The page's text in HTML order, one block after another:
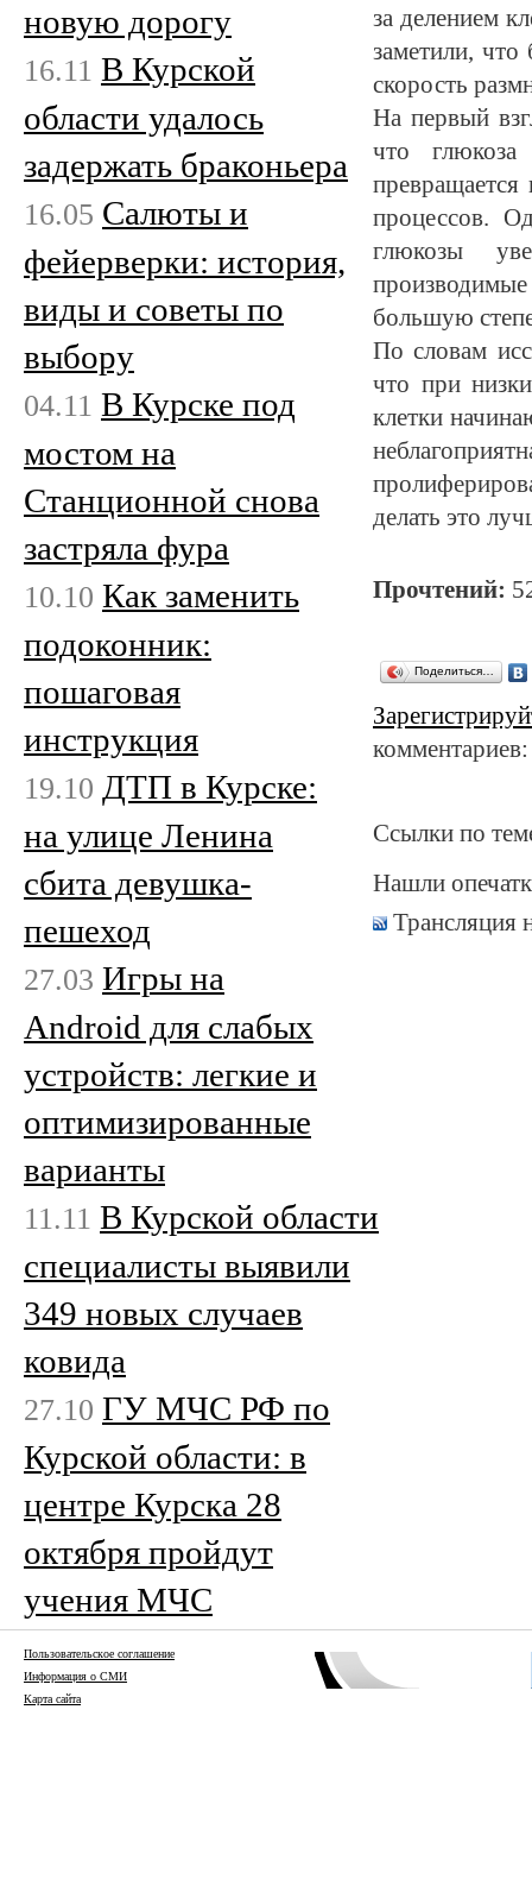
за делением
заметили, что
скорость
На первый
что
процессов.
глюкозы
большую
По словам
что при
клетки
делать это
Прочтений:
Поделиться…
Ссылки по
Нашли
Трансляция
новую дорогу
16.11 В Курской
области удалось
задержать браконьера
16.05 Салюты и
фейерверки: история,
виды и советы по
выбору
04.11 В Курске под
мостом на
Станционной снова
застряла фура
10.10 Как заменить
подоконник:
пошаговая
инструкция
19.10 ДТП в Курске:
на улице Ленина
сбита девушка-
пешеход
27.03 Игры на
Android для слабых
устройств: легкие и
оптимизированные
варианты
11.11 В Курской области
специалисты выявили
349 новых случаев
ковида
27.10 ГУ МЧС РФ по
Курской области: в
центре Курска 28
октября пройдут
учения МЧС
Пользовательское соглашение
Информация о СМИ
Карта сайта